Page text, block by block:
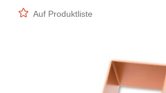
Auf Produktliste